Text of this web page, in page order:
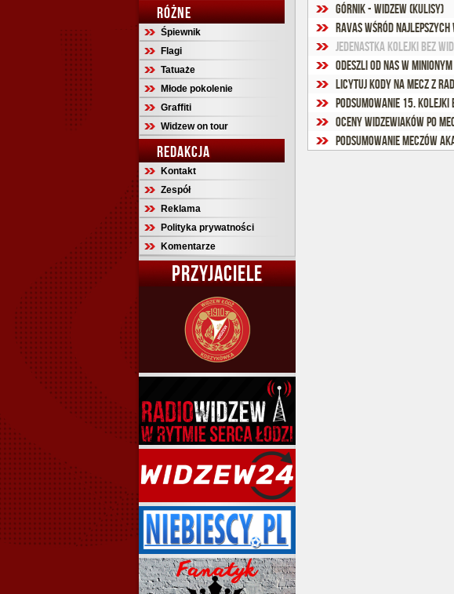
RÓŻNE
Śpiewnik
Flagi
Tatuaże
Młode pokolenie
Graffiti
Widzew on tour
REDAKCJA
Kontakt
Zespół
Reklama
Polityka prywatności
Komentarze
PRZYJACIELE
Górnik - Widzew (kulisy)
Ravas wśród najlepszych
Jedenastka kolejki bez
Odeszli od nas w
Licytuj kody na mecz z
Podsumowanie 15.
Oceny widzewiaków po
Podsumowanie meczów